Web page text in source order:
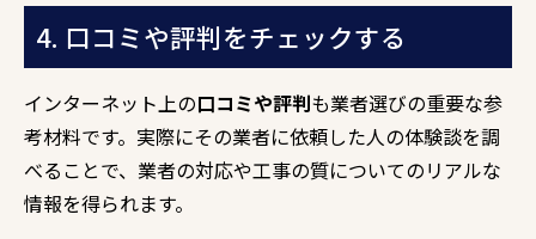
4. 口コミや評判をチェックする
インターネット上の口コミや評判も業者選びの重要な参
考材料です。実際にその業者に依頼した人の体験談を調
べることで、業者の対応や工事の質についてのリアルな
情報を得られます。